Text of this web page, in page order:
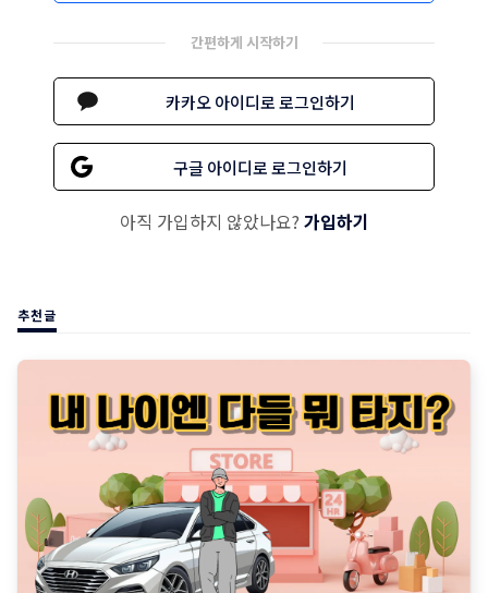
간편하게 시작하기
카카오 아이디로 로그인하기
구글 아이디로 로그인하기
아직 가입하지 않았나요? 가입하기
추천글